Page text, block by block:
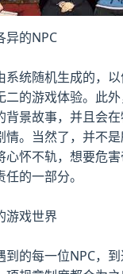
异的NPC
系统随机生成的，
二的游戏体验。此
背景故事，并且会
情。当然了，并不
心怀不轨，想要危
的一部分。
游戏世界
的每一位NPC，到